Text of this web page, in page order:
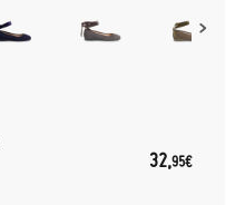
32,95€